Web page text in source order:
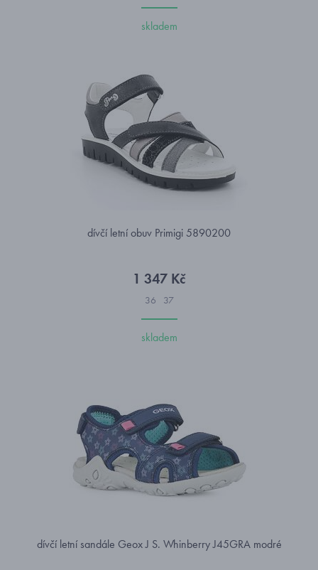
skladem
dívčí letní obuv Primigi 5890200
1 347 Kč
36 37
skladem
dívčí letní sandále Geox J S. Whinberry J45GRA modré